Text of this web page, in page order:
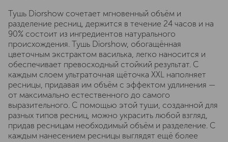
Тушь Diorshow сочетает мгновенный объём и
разделение ресниц, держится в течение 24 часов и на
90% состоит из ингредиентов натурального
происхождения. Тушь Diorshow, обогащённая
цветочным экстрактом василька, легко наносится и
обеспечивает превосходный стойкий результат. С
каждым слоем ультраточная щёточка XXL наполняет
ресницы, придавая им объём с эффектом удлинения —
от максимально естественного до самого
выразительного. С помощью этой туши, созданной для
разных типов ресниц, можно украсить любой взгляд,
придав ресницам необходимый объём и разделение. С
каждым нанесением ресницы выглядят ещё более